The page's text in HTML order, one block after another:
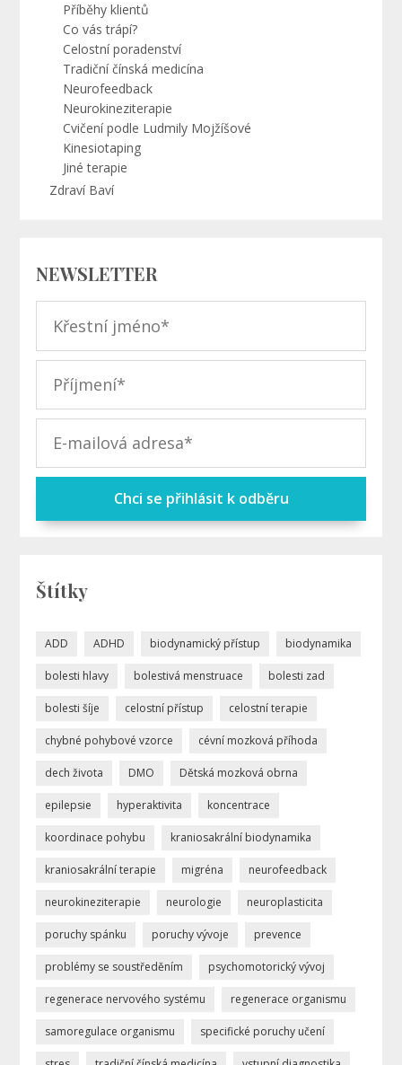
Příběhy klientů
Co vás trápí?
Celostní poradenství
Tradiční čínská medicína
Neurofeedback
Neurokineziterapie
Cvičení podle Ludmily Mojžíšové
Kinesiotaping
Jiné terapie
Zdraví Baví
NEWSLETTER
Chci se přihlásit k odběru
Štítky
ADD ADHD biodynamický přístup biodynamika
bolesti hlavy bolestivá menstruace bolesti zad
bolesti šíje celostní přístup celostní terapie
chybné pohybové vzorce cévní mozková příhoda
dech života DMO Dětská mozková obrna
epilepsie hyperaktivita koncentrace
koordinace pohybu kraniosakrální biodynamika
kraniosakrální terapie migréna neurofeedback
neurokineziterapie neurologie neuroplasticita
poruchy spánku poruchy vývoje prevence
problémy se soustředěním psychomotorický vývoj
regenerace nervového systému regenerace organismu
samoregulace organismu specifické poruchy učení